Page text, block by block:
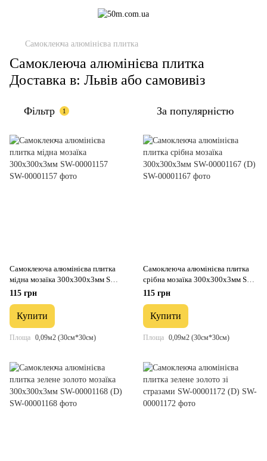
Самоклеюча алюмінієва плитка
Самоклеюча алюмінієва плитка
Доставка в: Львів або самовивіз
Фільтр 1 За популярністю
Самоклеюча алюмінієва плитка
мідна мозаїка 300х300х3мм SW-
00001157
115 грн
Купити
Площа 0,09м2 (30см*30см)
Самоклеюча алюмінієва плитка
срібна мозаїка 300х300х3мм SW-
00001167 (D)
115 грн
Купити
Площа 0,09м2 (30см*30см)